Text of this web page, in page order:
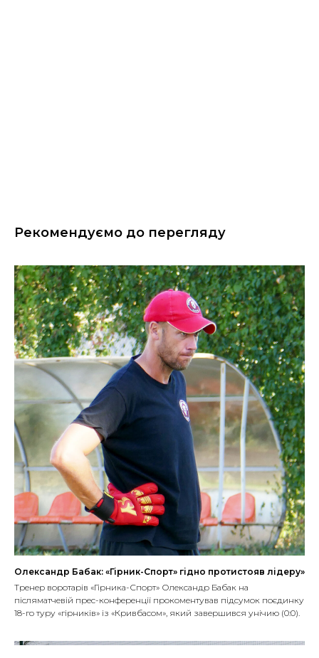
Рекомендуємо до перегляду
Олександр Бабак: «Гірник-Спорт» гідно протистояв лідеру»
Тренер воротарів «Гірника-Спорт» Олександр Бабак на
післяматчевій прес-конференції прокоментував підсумок поєдинку
18-го туру «гірників» із «Кривбасом», який завершився унічию (0:0).